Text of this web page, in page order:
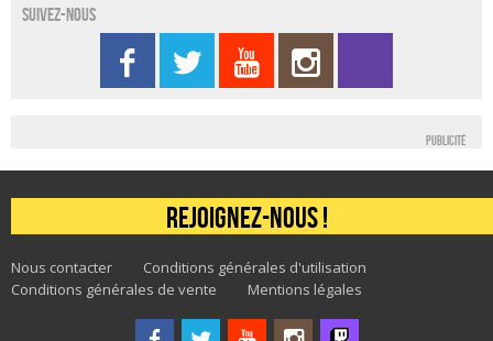
Suivez-nous
Publicité
Rejoignez-nous !
Nous contacter
Conditions générales d'utilisation
Conditions générales de vente
Mentions légales